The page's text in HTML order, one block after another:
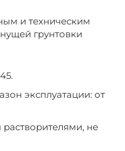
и техническим
грунтовки
эксплуатации: от
не